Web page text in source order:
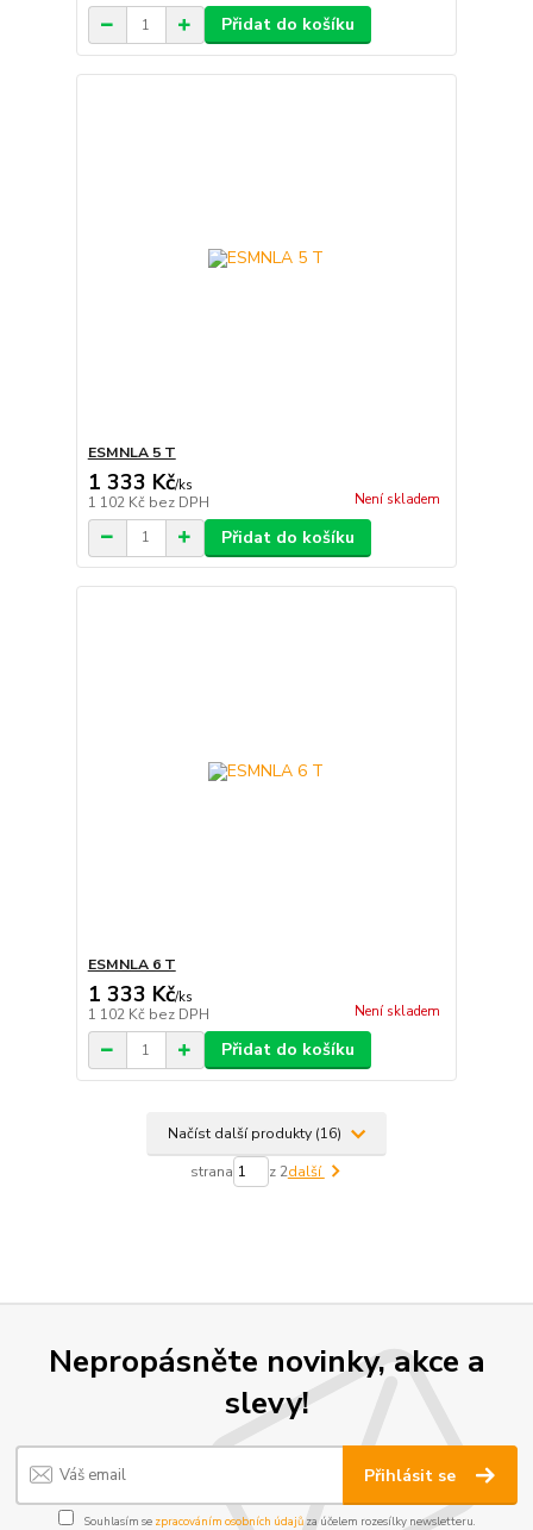
Přidat do košíku
ESMNLA 5 T
1 333 Kč/ks
1 102 Kč bez DPH Není skladem
Přidat do košíku
ESMNLA 6 T
1 333 Kč/ks
1 102 Kč bez DPH Není skladem
Přidat do košíku
Načíst další produkty (16)
strana z 2další
Nepropásněte novinky, akce a
slevy!
Přihlásit se
Souhlasím se zpracováním osobních údajůza účelem rozesílky newsletteru.